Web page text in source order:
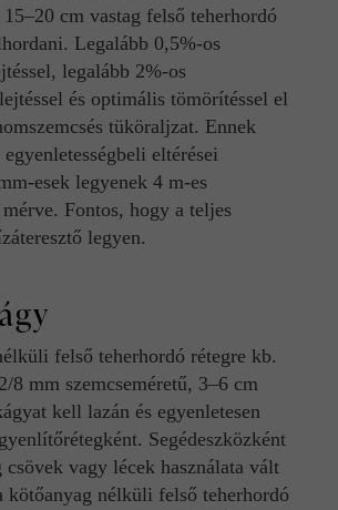
cm vastag felső teherhordó
Legalább 0,5%-os
legalább 2%-os
és optimális tömörítéssel el
tüköraljzat. Ennek
eltérései
esek legyenek 4 m-es
Fontos, hogy a teljes
legyen.
felső teherhordó rétegre kb.
8 mm szemcseméretű, 3–6 cm
kell lazán és egyenletesen
Segédeszközként
csövek vagy lécek használata vált
kötőanyag nélküli felső teherhordó